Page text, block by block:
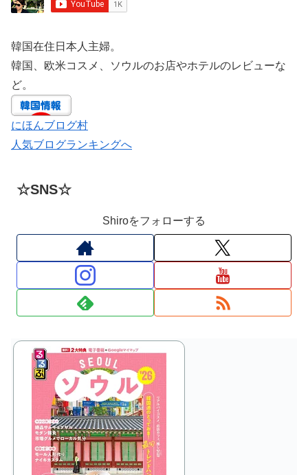
韓国在住日本人主婦。
韓国、欧米コスメ、ソウルのお店やホテルのレビューな
ど。
にほんブログ村
人気ブログランキングへ
☆SNS☆
Shiroをフォローする